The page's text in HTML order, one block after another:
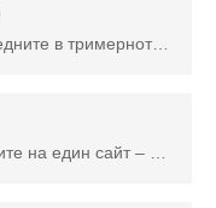
пространство линии се сливат при тяхното дв
графика, компютърна анимация, зв